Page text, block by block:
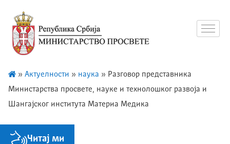
» Актуелности » наука » Разговор представника
Министарства просвете, науке и технолошког развоја и
Шангајског института Материа Медика
Читај ми